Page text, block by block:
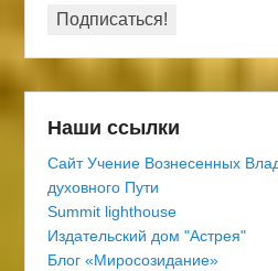
Наши ссылки
Сайт Учение Вознесенных
духовного Пути
Summit lighthouse
Издательский дом "Астрея"
Блог «Миросозидание»